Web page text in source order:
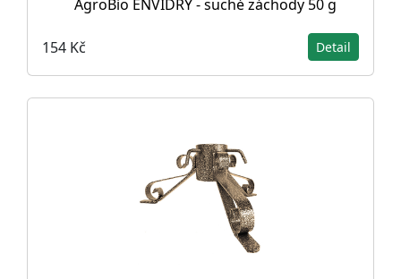
AgroBio ENVIDRY - suché záchody 50 g
154 Kč Detail